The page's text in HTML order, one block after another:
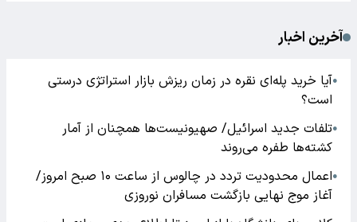
آخرین اخبار
●آیا خرید پله‌ای نقره در زمان ریزش بازار استراتژی درستی
است؟
●تلفات جدید اسرائیل/ صهیونیست‌ها همچنان از آمار
کشته‌ها طفره می‌روند
●
اعمال محدودیت تردد در چالوس از ساعت ۱۰ صبح امروز/
آغاز موج نهایی بازگشت مسافران نوروزی